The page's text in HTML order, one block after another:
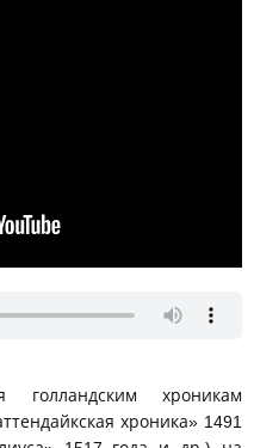
голландским хроникам
хроника» 1491